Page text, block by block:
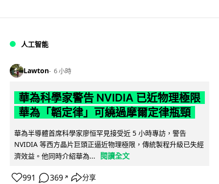
人工智能
Lawton 6 小時
華為科學家警告 NVIDIA 已近物理極限
華為「韜定律」可繞過摩爾定律瓶頸
華為半導體首席科學家廖恒罕見接受近 5 小時專訪，警告
NVIDIA 等西方晶片巨頭正逼近物理極限，傳統製程升級已失經
濟效益。他同時介紹華為...
閱讀全文
991 369 ↗ 分享